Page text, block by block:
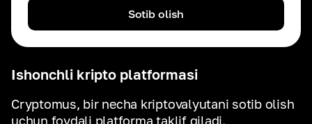
Ishonchli kripto platformasi
Cryptomus, bir necha kriptovalyutani sotib olish
uchun foydali platforma taklif qiladi.
Sotib olish